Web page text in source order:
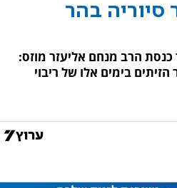
בהר
כנסת הרב מנחם אליעזר מוזס:
בימים אלו של ריבוי